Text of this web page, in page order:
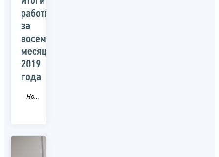
работы
за
восемь
месяцев
2019
года
Новость